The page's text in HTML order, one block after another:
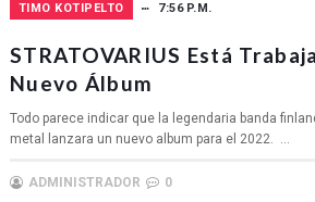
TIMO KOTIPELTO 7:56 P.M.
STRATOVARIUS Está
Nuevo Álbum
Todo parece indicar que la legendaria banda
metal lanzara un nuevo album para el 2022. ...
ADMINISTRADOR 0